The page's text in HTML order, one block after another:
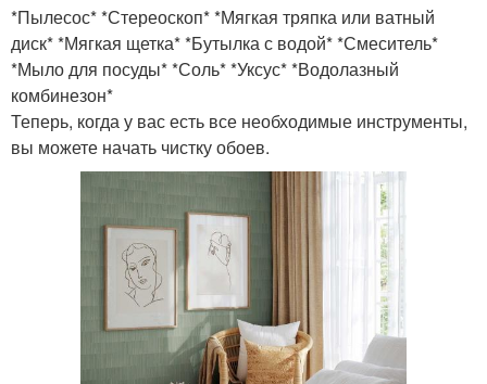
*Пылесос* *Стереоскоп* *Мягкая тряпка или ватный
диск* *Мягкая щетка* *Бутылка с водой* *Смеситель*
*Мыло для посуды* *Соль* *Уксус* *Водолазный
комбинезон*
Теперь, когда у вас есть все необходимые инструменты,
вы можете начать чистку обоев.